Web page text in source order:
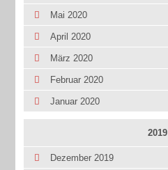
Mai 2020
April 2020
März 2020
Februar 2020
Januar 2020
2019
Dezember 2019